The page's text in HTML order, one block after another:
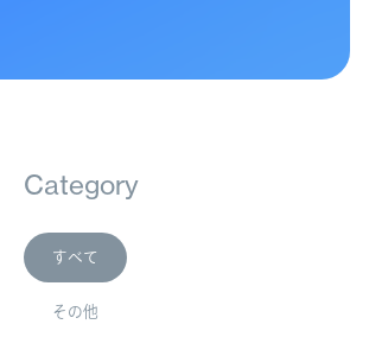
Category
すべて
その他